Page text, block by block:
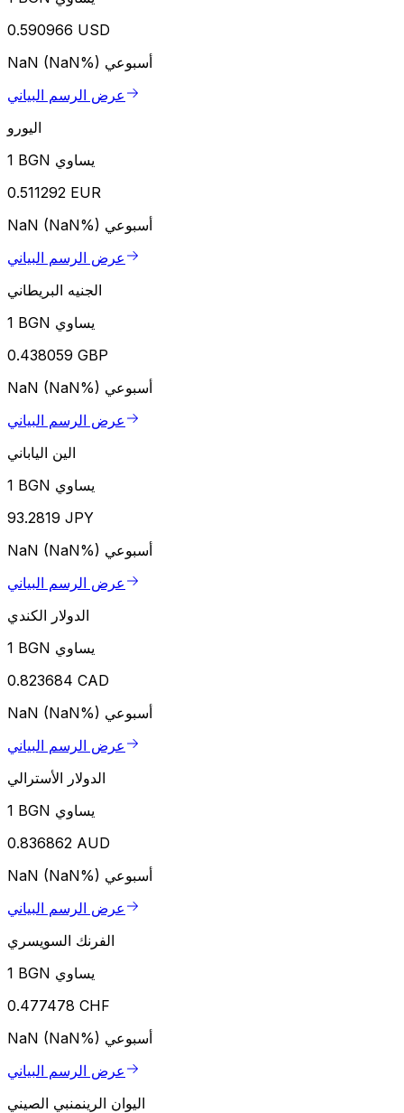
0.590966 USD
NaN (NaN%) أسبوعي
عرض الرسم البياني
اليورو
1 BGN يساوي
0.511292 EUR
NaN (NaN%) أسبوعي
عرض الرسم البياني
الجنيه البريطاني
1 BGN يساوي
0.438059 GBP
NaN (NaN%) أسبوعي
عرض الرسم البياني
الين الياباني
1 BGN يساوي
93.2819 JPY
NaN (NaN%) أسبوعي
عرض الرسم البياني
الدولار الكندي
1 BGN يساوي
0.823684 CAD
NaN (NaN%) أسبوعي
عرض الرسم البياني
الدولار الأسترالي
1 BGN يساوي
0.836862 AUD
NaN (NaN%) أسبوعي
عرض الرسم البياني
الفرنك السويسري
1 BGN يساوي
0.477478 CHF
NaN (NaN%) أسبوعي
عرض الرسم البياني
اليوان الرينمنبي الصيني